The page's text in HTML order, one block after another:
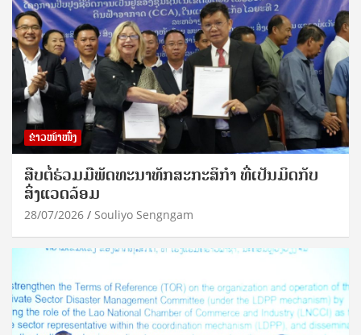
ຂ່າວໜ້າໜຶ່ງ
ສືບຕໍ່ຮ່ວມມືພັດທະນາທັກສະກະສິກຳ ທີ່ເປັນມິດກັບ
ສິ່ງແວດລ້ອມ
28/07/2026 Souliyo Sengngam